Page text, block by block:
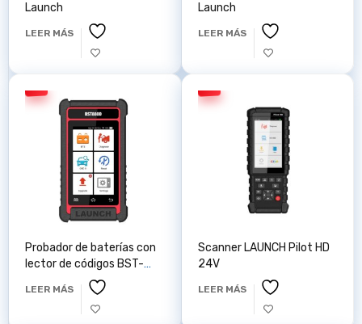
Launch
LEER MÁS
Launch
LEER MÁS
Probador de baterías con
lector de códigos BST-
LEER MÁS
Scanner LAUNCH Pilot HD
24V
LEER MÁS